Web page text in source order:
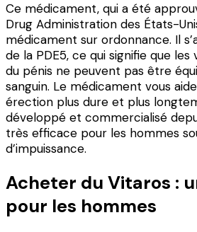
Ce médicament, qui a été
Drug Administration des États-
médicament sur ordonnance. Il
de la PDE5, ce qui signifie que les
du pénis ne peuvent pas être
sanguin. Le médicament vous
érection plus dure et plus
développé et commercialisé
très efficace pour les hommes
d’impuissance.
Acheter du Vitaros :
pour les hommes